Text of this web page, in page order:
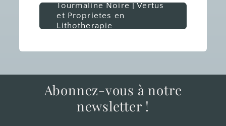
Tourmaline Noire | Vertus
et Proprietes en
Lithotherapie
Abonnez-vous à notre
newsletter !